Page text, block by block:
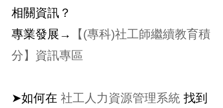
相關資訊？
專業發展→
【(專科)社工師繼續教育積
分】資訊專區
➤如何在 社工人力資源管理系統 找到